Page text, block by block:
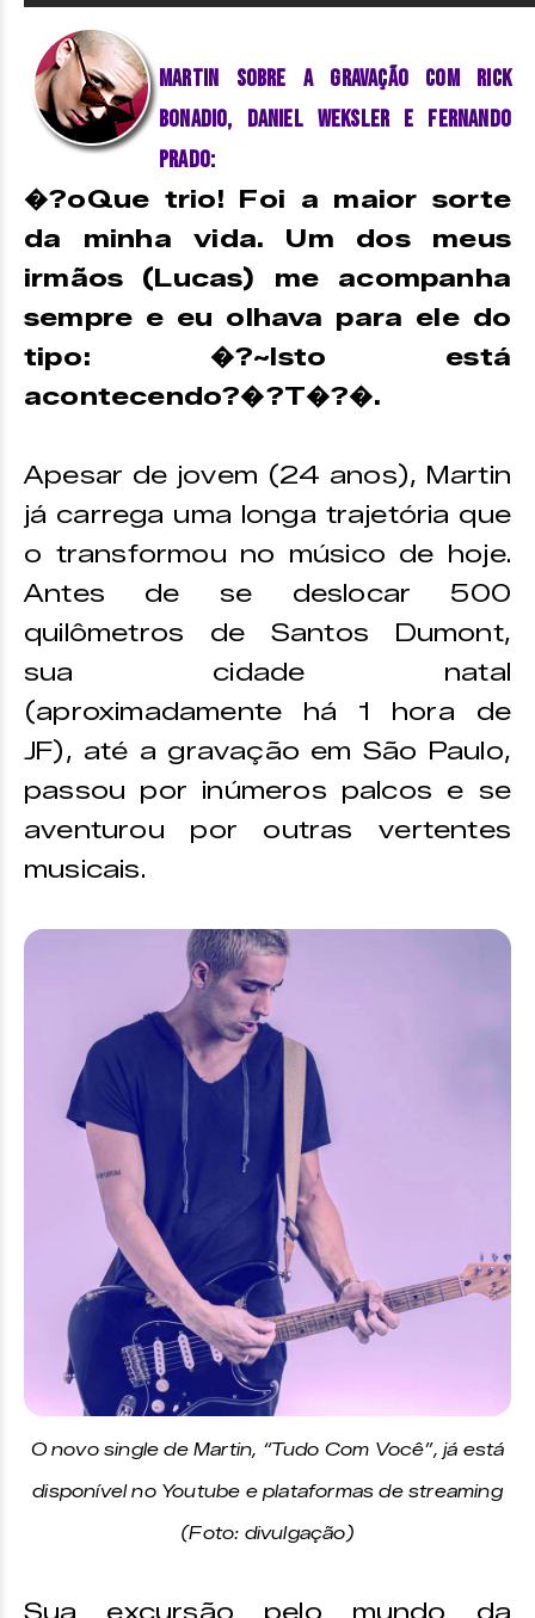
Martin sobre a gravação com Rick
Bonadio, Daniel Weksler e Fernando
Prado:
�?oQue trio! Foi a maior sorte
da minha vida. Um dos meus
irmãos (Lucas) me acompanha
sempre e eu olhava para ele do
tipo: �?~Isto está
acontecendo?�?T�?�.
Apesar de jovem (24 anos), Martin
já carrega uma longa trajetória que
o transformou no músico de hoje.
Antes de se deslocar 500
quilômetros de Santos Dumont,
sua cidade natal
(aproximadamente há 1 hora de
JF), até a gravação em São Paulo,
passou por inúmeros palcos e se
aventurou por outras vertentes
musicais.
O novo single de Martin, “Tudo Com Você”, já está
disponível no Youtube e plataformas de streaming
(Foto: divulgação)
Sua excursão pelo mundo da